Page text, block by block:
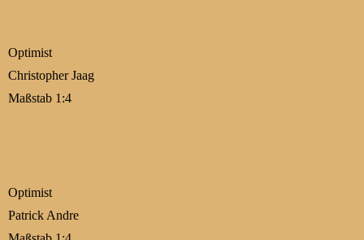
Optimist
Christopher Jaag
Maßstab 1:4
Optimist
Patrick Andre